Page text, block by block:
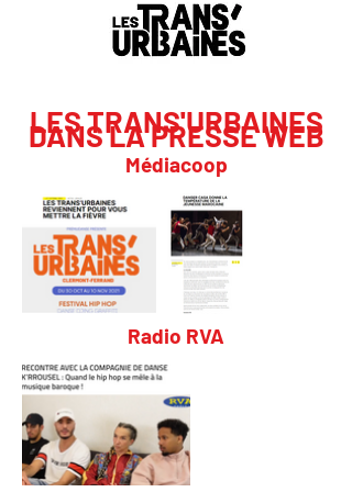
LES TRANS'URBAINES
DANS LA PRESSE WEB
Médiacoop
Radio RVA